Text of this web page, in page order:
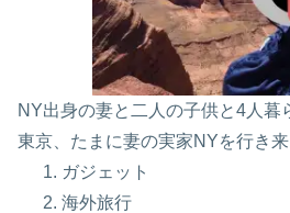
NY出身の妻と二人の子供と4人暮
東京、たまに妻の実家NYを行き来
ガジェット
海外旅行